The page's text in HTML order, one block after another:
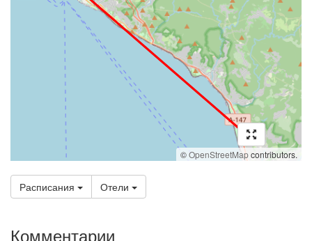
©OpenStreetMapcontributors.
Расписания Отели
Комментарии